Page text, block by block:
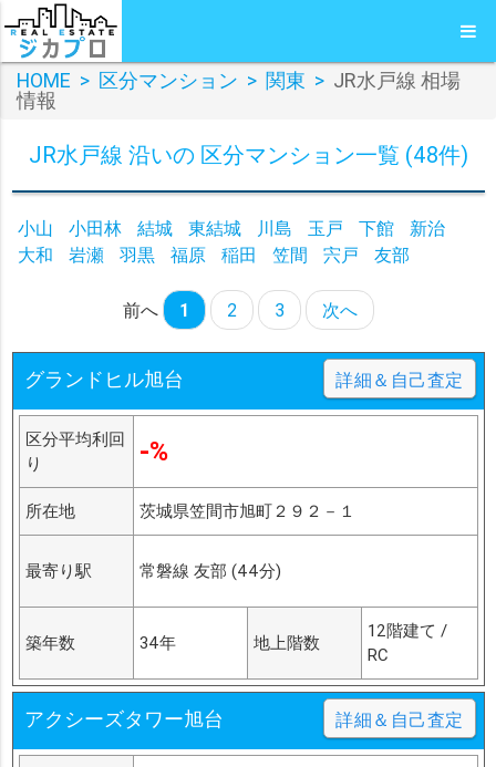
HOME > 区分マンション > 関東 > JR水戸線 相場
情報
JR水戸線 沿いの 区分マンション一覧 (48件)
小山 小田林 結城 東結城 川島 玉戸 下館
新治
大和
岩瀬 羽黒 福原 稲田 笠間 宍戸 友部
前へ 1 2 3 次へ
グランドヒル旭台 詳細＆自己査定
区分平均利回
り
-%
所在地 茨城県笠間市旭町２９２－１
最寄り駅 常磐線 友部 (44分)
築年数 34年 地上階数
12階建て /
RC
アクシーズタワー旭台 詳細＆自己査定